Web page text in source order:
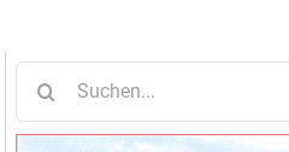
nach: